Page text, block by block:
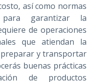
así como normas
para garantizar la
de operaciones
que atiendan la
preparar y transportar
buenas prácticas
de productos